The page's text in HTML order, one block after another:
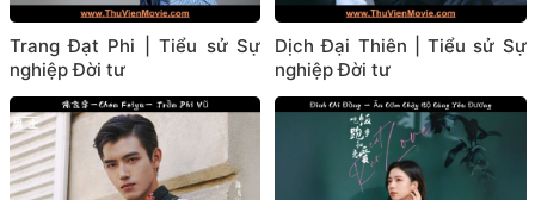
Trang Đạt Phi | Tiểu sử Sự
nghiệp Đời tư
Dịch Đại Thiên | Tiểu sử Sự
nghiệp Đời tư